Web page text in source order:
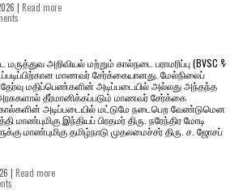
| Read more
அறிவியல் மற்றும் கால்நடை பராமரிப்பு (BVSC &
மாணவர் சேர்க்கையானது. மேல்நிலைப்
மதிப்பெண்களின் அடிப்படையில் அல்லது அந்தந்த
தீர்மானிக்கப்படும் மாணவர் சேர்க்கை
அடிப்படையில் மட்டுமே நடைபெற வேண்டுமென
மாண்புமிகு இந்தியப் பிரதமர் திரு. நரேந்திர மோடி
மாண்புமிகு தமிழ்நாடு முதலமைச்சர் திரு. ச. ஜோசப்
| Read more